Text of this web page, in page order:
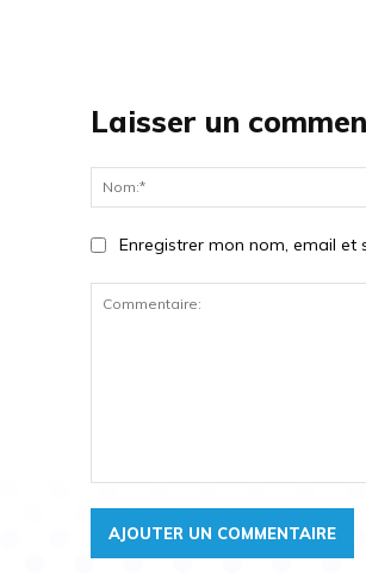
Laisser un
Enregistrer mon nom, email